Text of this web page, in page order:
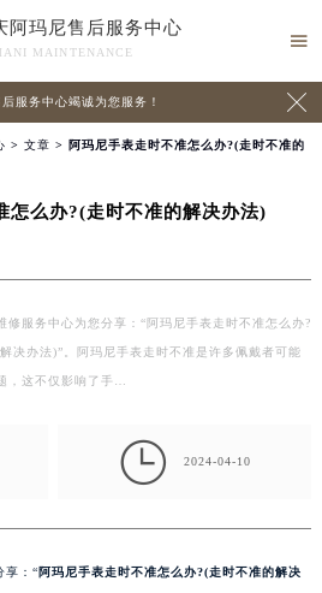
阿玛尼售后服务中心
MAINTENANCE

服务中心竭诚为您服务！ 
> 文章 > 阿玛尼手表走时不准怎么办?(走时不准的
怎么办?(走时不准的解决办法)
修服务中心为您分享：“阿玛尼手表走时不准怎么办?
决办法)”。阿玛尼手表走时不准是许多佩戴者可能
，这不仅影响了手…
 2024-04-10
享：“阿玛尼手表走时不准怎么办?(走时不准的解决